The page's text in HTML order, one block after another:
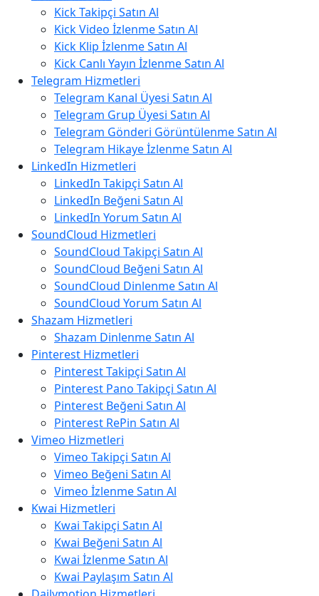
Kick Takipçi Satın Al
Kick Video İzlenme Satın Al
Kick Klip İzlenme Satın Al
Kick Canlı Yayın İzlenme Satın Al
Telegram Hizmetleri
Telegram Kanal Üyesi Satın Al
Telegram Grup Üyesi Satın Al
Telegram Gönderi Görüntülenme Satın Al
Telegram Hikaye İzlenme Satın Al
LinkedIn Hizmetleri
LinkedIn Takipçi Satın Al
LinkedIn Beğeni Satın Al
LinkedIn Yorum Satın Al
SoundCloud Hizmetleri
SoundCloud Takipçi Satın Al
SoundCloud Beğeni Satın Al
SoundCloud Dinlenme Satın Al
SoundCloud Yorum Satın Al
Shazam Hizmetleri
Shazam Dinlenme Satın Al
Pinterest Hizmetleri
Pinterest Takipçi Satın Al
Pinterest Pano Takipçi Satın Al
Pinterest Beğeni Satın Al
Pinterest RePin Satın Al
Vimeo Hizmetleri
Vimeo Takipçi Satın Al
Vimeo Beğeni Satın Al
Vimeo İzlenme Satın Al
Kwai Hizmetleri
Kwai Takipçi Satın Al
Kwai Beğeni Satın Al
Kwai İzlenme Satın Al
Kwai Paylaşım Satın Al